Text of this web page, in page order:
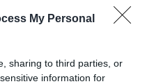
My Personal
sharing to third parties, or
information for